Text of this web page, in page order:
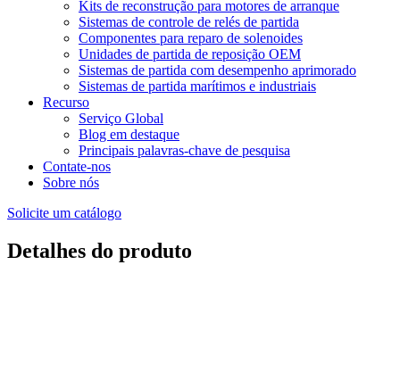
Kits de reconstrução para motores de arranque
Sistemas de controle de relés de partida
Componentes para reparo de solenoides
Unidades de partida de reposição OEM
Sistemas de partida com desempenho aprimorado
Sistemas de partida marítimos e industriais
Recurso
Serviço Global
Blog em destaque
Principais palavras-chave de pesquisa
Contate-nos
Sobre nós
Solicite um catálogo
Detalhes do produto